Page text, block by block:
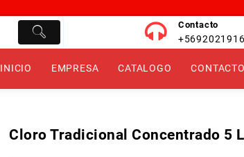
Contacto
INICIO EMPRESA CATALOGO CONTACTO
Cloro Tradicional Concentrado 5 L